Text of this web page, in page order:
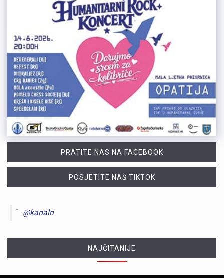
PRATITE NAS NA FACEBOOK
POSJETITE NAŠ TIKTOK
@kanalri
NAJČITANIJE